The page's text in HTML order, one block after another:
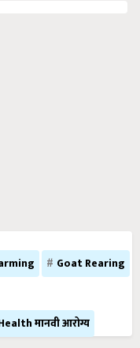
Goat Rearing
मानवी आरोग्य